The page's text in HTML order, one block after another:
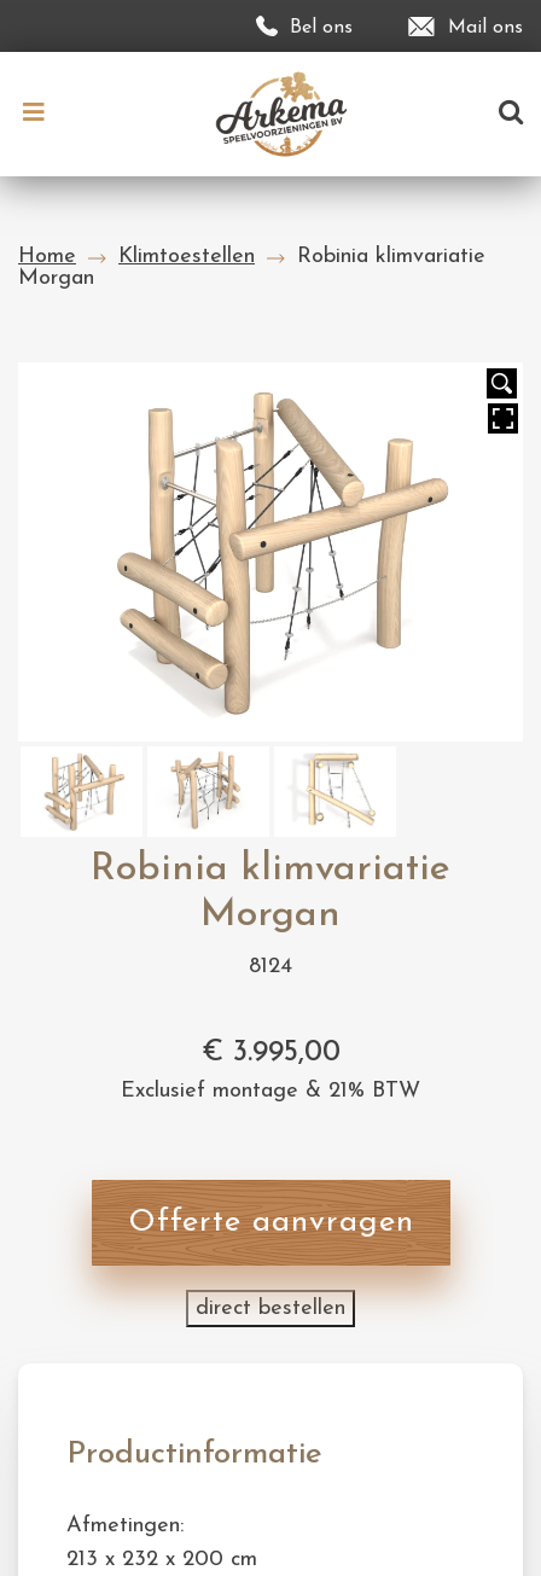
Bel ons Mail ons
Home Klimtoestellen
Robinia klimvariatie
Morgan
Robinia klimvariatie
Morgan
8124
€ 3.995,00
Exclusief montage & 21% BTW
Offerte aanvragen
direct bestellen
Productinformatie
Afmetingen:
213 x 232 x 200 cm